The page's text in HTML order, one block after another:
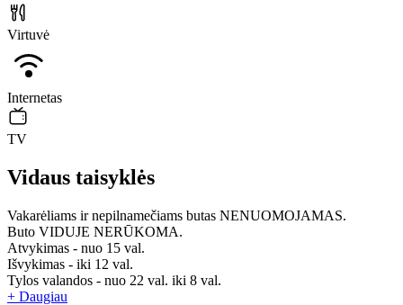
Virtuvė
Internetas
TV
Vidaus taisyklės
Vakarėliams ir nepilnamečiams butas NENUOMOJAMAS.
Buto VIDUJE NERŪKOMA.
Atvykimas - nuo 15 val.
Išvykimas - iki 12 val.
Tylos valandos - nuo 22 val. iki 8 val.
+ Daugiau